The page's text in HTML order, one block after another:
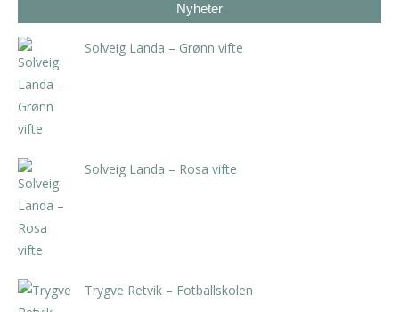
Nyheter
Solveig Landa – Grønn vifte
Solveig Landa – Rosa vifte
Trygve Retvik – Fotballskolen